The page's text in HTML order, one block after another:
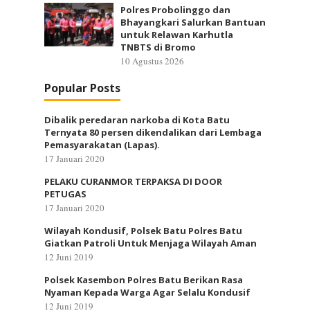
Polres Probolinggo dan
Bhayangkari Salurkan Bantuan
untuk Relawan Karhutla
TNBTS di Bromo
10 Agustus 2026
Popular Posts
Dibalik peredaran narkoba di Kota Batu
Ternyata 80 persen dikendalikan dari Lembaga
Pemasyarakatan (Lapas).
17 Januari 2020
PELAKU CURANMOR TERPAKSA DI DOOR
PETUGAS
17 Januari 2020
Wilayah Kondusif, Polsek Batu Polres Batu
Giatkan Patroli Untuk Menjaga Wilayah Aman
12 Juni 2019
Polsek Kasembon Polres Batu Berikan Rasa
Nyaman Kepada Warga Agar Selalu Kondusif
12 Juni 2019